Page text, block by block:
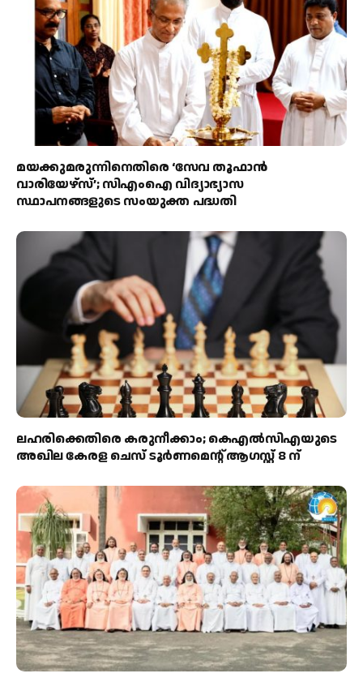
മയക്കുമരുന്നിനെതിരെ ‘സേവ തൂഫാൻ
വാരിയേഴ്‌സ്’; സിഎംഐ വിദ്യാഭ്യാസ
സ്ഥാപനങ്ങളുടെ സംയുക്ത പദ്ധതി
ലഹരിക്കെതിരെ കരുനീക്കാം; കെഎൽസിഎയുടെ
അഖില കേരള ചെസ് ടൂർണമെന്റ് ആഗസ്റ്റ് 8 ന്